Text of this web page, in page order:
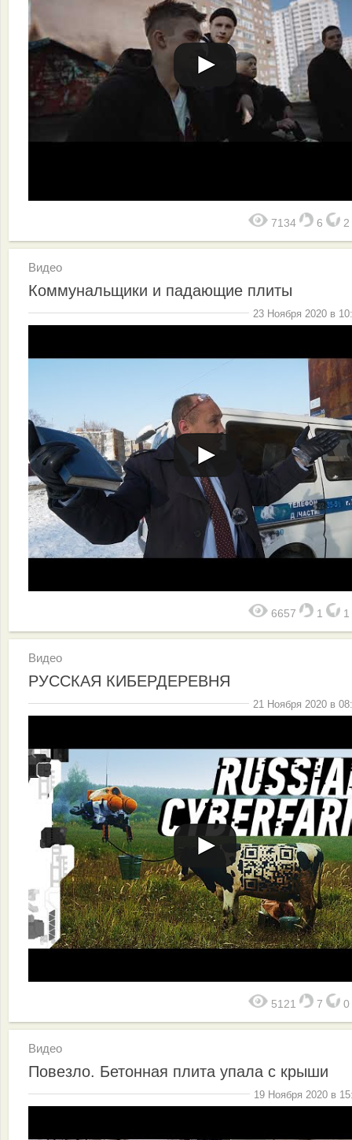
7134 6 2
Видео
Коммунальщики и падающие плиты
23 Ноября 2020 в
6657 1 1
Видео
РУССКАЯ КИБЕРДЕРЕВНЯ
21 Ноября 2020 в
5121 7 0
Видео
Повезло. Бетонная плита упала с крыши
19 Ноября 2020 в